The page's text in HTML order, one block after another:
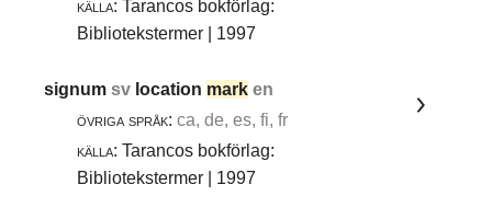
källa: Tarancos bokförlag:
Bibliotekstermer | 1997
signumsv location mark en
övriga språk: ca, de, es, fi, fr
källa: Tarancos bokförlag:
Bibliotekstermer | 1997